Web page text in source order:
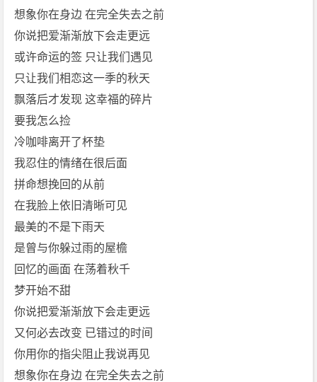
想象你在身边 在完全失去之前
你说把爱渐渐放下会走更远
或许命运的签 只让我们遇见
只让我们相恋这一季的秋天
飘落后才发现 这幸福的碎片
要我怎么捡
冷咖啡离开了杯垫
我忍住的情绪在很后面
拼命想挽回的从前
在我脸上依旧清晰可见
最美的不是下雨天
是曾与你躲过雨的屋檐
回忆的画面 在荡着秋千
梦开始不甜
你说把爱渐渐放下会走更远
又何必去改变 已错过的时间
你用你的指尖阻止我说再见
想象你在身边 在完全失去之前